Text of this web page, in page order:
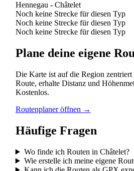
Hennegau - Châtelet
Noch keine Strecke für diesen Typ
Noch keine Strecke für diesen Typ
Noch keine Strecke für diesen Typ
Plane deine eigene
Die Karte ist auf die Region
Route, erhalte Distanz und
Kostenlos.
Routenplaner öffnen →
Häufige Fragen
Wo finde ich Routen in Châtelet?
Wie erstelle ich meine eigene